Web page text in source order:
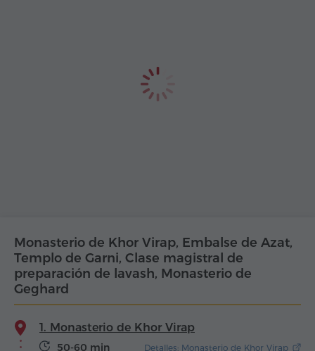
Monasterio de Khor Virap, Embalse de Azat,
Templo de Garni, Clase magistral de
preparación de lavash, Monasterio de
Geghard
1. Monasterio de Khor Virap
50-60 min Detalles: Monasterio de Khor Virap